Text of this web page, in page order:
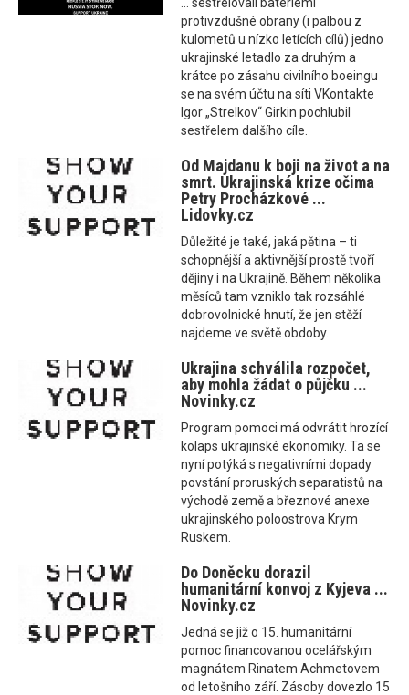
protivzdušné obrany (i palbou z
kulometů u nízko letících cílů) jedno
ukrajinské letadlo za druhým a
krátce po zásahu civilního boeingu
se na svém účtu na síti VKontakte
Igor „Strelkov“ Girkin pochlubil
sestřelem dalšího cíle.
Od Majdanu k boji na život a na
smrt. Ukrajinská krize očima
Petry Procházkové ...
Lidovky.cz
Důležité je také, jaká pětina – ti
schopnější a aktivnější prostě tvoří
dějiny i na Ukrajině. Během několika
měsíců tam vzniklo tak rozsáhlé
dobrovolnické hnutí, že jen stěží
najdeme ve světě obdoby.
Ukrajina schválila rozpočet,
aby mohla žádat o půjčku ...
Novinky.cz
Program pomoci má odvrátit hrozící
kolaps ukrajinské ekonomiky. Ta se
nyní potýká s negativními dopady
povstání proruských separatistů na
východě země a březnové anexe
ukrajinského poloostrova Krym
Ruskem.
Do Doněcku dorazil
humanitární konvoj z Kyjeva ...
Novinky.cz
Jedná se již o 15. humanitární
pomoc financovanou ocelářským
magnátem Rinatem Achmetovem
od letošního září. Zásoby dovezlo 15